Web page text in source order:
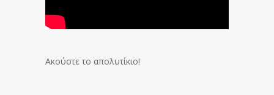
Ακούστε το απολυτίκιο!